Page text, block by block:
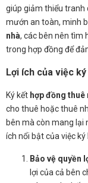
giúp giảm thiểu
mướn an toàn, minh
nhà, các bên nên tìm
trong hợp đồng để
Lợi ích của việc
Ký kết hợp đồng thuê
cho thuê hoặc thuê
bên mà còn mang lại
ích nổi bật của việc ký
Bảo vệ quyền
lợi của cả bên